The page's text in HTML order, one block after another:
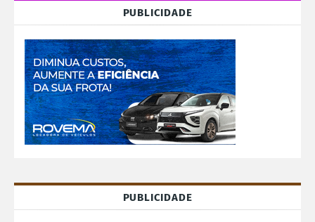
PUBLICIDADE
PUBLICIDADE